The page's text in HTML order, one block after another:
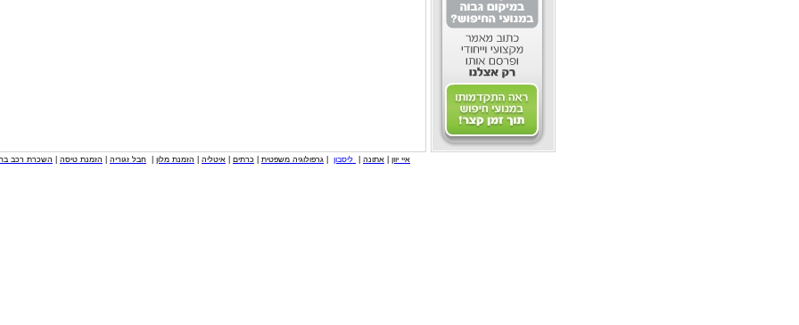
איי יוון אתונה ליסבון גרפולוגיה משפטית כרתים איטליה הזמנת מלון חבל זגוריה הזמנת טיסה השכרת רכב